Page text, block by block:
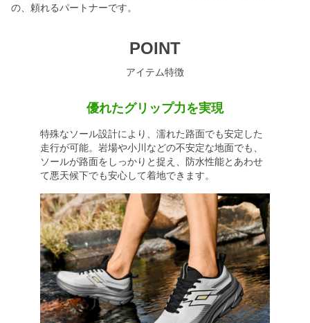
の、頼れるパートナーです。
POINT
アイテム特徴
優れたグリップ力を実現
特殊なソール設計により、濡れた路面でも安定した
走行が可能。岩場や小川などの不安定な地面でも、
ソールが路面をしっかりと捉え、防水性能とあわせ
て悪天候下でも安心して着地できます。